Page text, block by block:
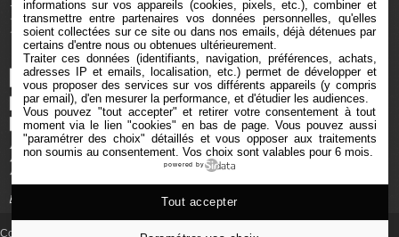
Copyright © 2025 Radio Grenouille tous droits réservés
informations sur vos appareils (cookies, pixels, etc.), combiner et
transmettre entre partenaires vos données personnelles, qu'elles
soient collectées sur ce site ou dans nos emails, déjà détenues par
certains d'entre nous ou obtenues ultérieurement.
Traiter ces données (identifiants, navigation, préférences, achats,
adresses IP et emails, localisation, etc.) permet de développer et
vous proposer des services sur vos différents appareils (y compris
par email), d'en mesurer la performance, et d'étudier les audiences.
Vous pouvez "tout accepter" et retirer votre consentement à tout
moment via le lien "cookies" en bas de page. Vous pouvez aussi
"paramétrer des choix" détaillés et vous opposer aux traitements
non soumis au consentement. Vos choix sont valables pour 6 mois.
powered by
Tout accepter